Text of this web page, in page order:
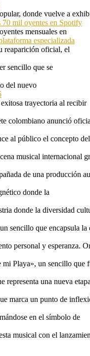
donde vuelve a
70 mil oyentes en Spotify
mensuales en
especializada
reaparición oficial, el
sencillo que se
del nuevo
trayectoria al recibir
colombiano anunció
al público el concepto del
musical internacional
de una producción
donde la
donde la diversidad
sencillo que encapsula la
personal y esperanza.
Playa», un sencillo que
una nueva
marca un punto de
en el símbolo de
musical con el